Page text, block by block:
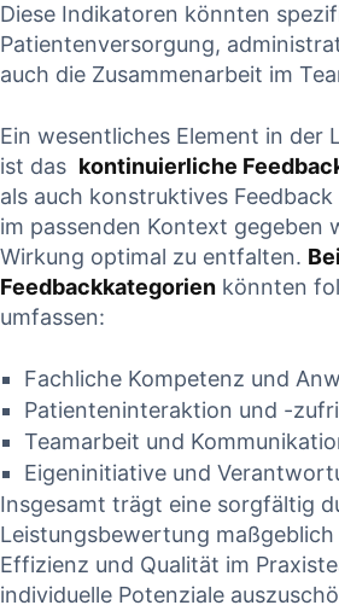
Diese Indikatoren könnten
Patientenversorgung,
auch die Zusammenarbeit​ im
Ein wesentliches Element in der
ist⁢ das ​ kontinuierliche
als auch konstruktives
im passenden Kontext ⁤gegeben
Wirkung optimal zu⁤ entfalten.
Feedbackkategorien könnten
umfassen:
Fachliche ⁤Kompetenz und
Patienteninteraktion ⁤und -
Teamarbeit und
Eigeninitiative und
Insgesamt trägt eine sorgfältig
Leistungsbewertung ⁤maßgeblich
Effizienz und Qualität ⁤im
individuelle Potenziale